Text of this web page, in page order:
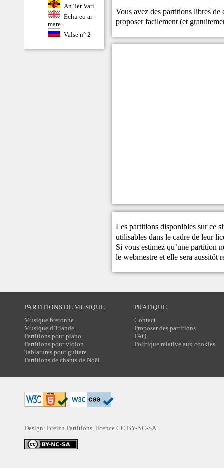
An Ter Vari
Echu eo ar
mare
Valse n° 2
Vous avez des partitions libres
proposer facilement (et
Les partitions disponibles sur ce
utilisables dans le cadre de leur
Si vous estimez qu’une partition
lewebmestre et elle sera aussitôt
PARTITIONS DE MUSIQUE
Musique bretonne
Musique d’Irlande
Partitions pour piano
Partitions pour violon
Tablatures pour guitare
Partitions de chants de Noël
PRATIQUE
Contact
Proposer des partitions
FAQ
Politique relative aux cookies
Design: Breizh Partitions, licence CC BY-NC-SA